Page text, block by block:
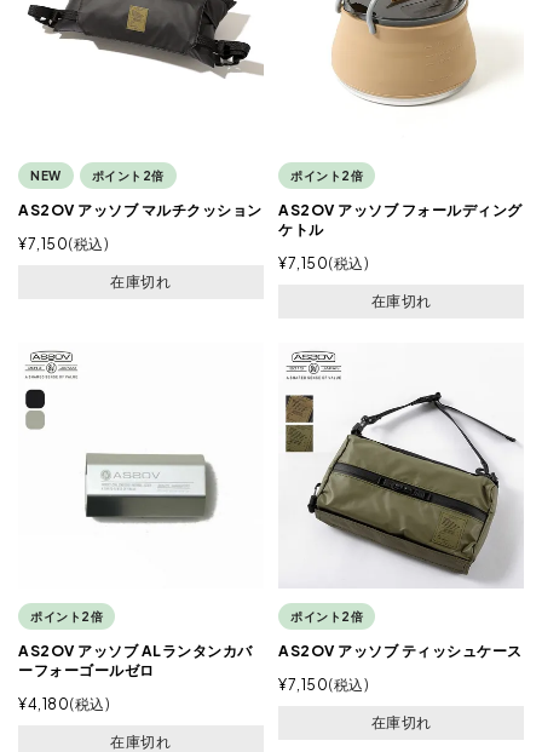
NEW ポイント2倍
AS2OV アッソブ マルチクッション
¥7,150 税込
在庫切れ
ポイント2倍
AS2OV アッソブ フォールディング
ケトル
¥7,150 税込
在庫切れ
ポイント2倍
AS2OV アッソブ ALランタンカバ
ーフォーゴールゼロ
¥4,180 税込
在庫切れ
ポイント2倍
AS2OV アッソブ ティッシュケース
¥7,150 税込
在庫切れ